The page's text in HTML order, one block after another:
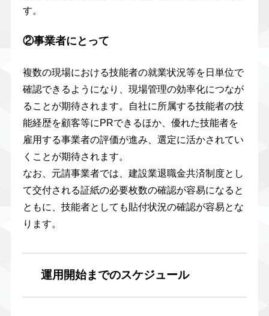
す。
②事業者にとって
複数の現場における技能者の就業状況等を日単位で
確認できるようになり、現場管理の効率化につなが
ることが期待されます。自社に所属する技能者の技
能経歴を顧客等にPRできるほか、優れた技能者を
雇用する事業者の評価が進み、選定に活かされてい
くことが期待されます。
なお、元請事業者では、建設業退職金共済制度とし
て交付される証紙の必要枚数の確認が容易になると
ともに、技能者としても貼付状況の確認が容易とな
ります。
運用開始までのスケジュール